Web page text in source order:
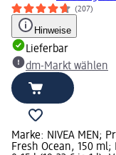
(207)
Hinweise
Lieferbar
dm-Markt wählen
Marke: NIVEA MEN;
Fresh Ocean, 150